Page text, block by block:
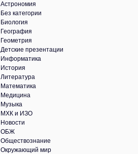
Астрономия
Без категории
Биология
География
Геометрия
Детские презентации
Информатика
История
Литература
Математика
Медицина
Музыка
МХК и ИЗО
Новости
ОБЖ
Обществознание
Окружающий мир